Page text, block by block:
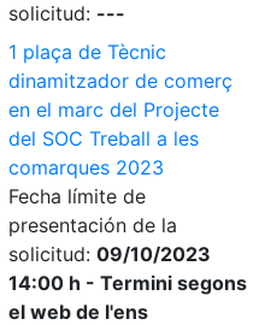
solicitud: ---
1 plaça de Tècnic
dinamitzador de comerç
en el marc del Projecte
del SOC Treball a les
comarques 2023
Fecha límite de
presentación de la
solicitud: 09/10/2023
14:00 h - Termini segons
el web de l'ens